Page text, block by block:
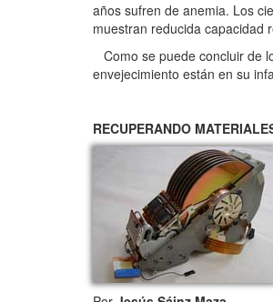
años sufren de anemia. Los
muestran reducida capacidad
Como se puede concluir de
envejecimiento están en su
RECUPERANDO